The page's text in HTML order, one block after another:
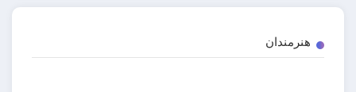
هنرمندان